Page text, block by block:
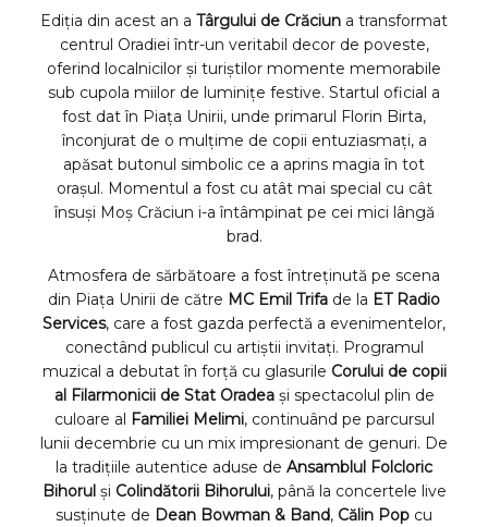
Ediția din acest an a Târgului de Crăciun a transformat
centrul Oradiei într-un veritabil decor de poveste,
oferind localnicilor și turiștilor momente memorabile
sub cupola miilor de luminițe festive. Startul oficial a
fost dat în Piața Unirii, unde primarul Florin Birta,
înconjurat de o mulțime de copii entuziasmați, a
apăsat butonul simbolic ce a aprins magia în tot
orașul. Momentul a fost cu atât mai special cu cât
însuși Moș Crăciun i-a întâmpinat pe cei mici lângă
brad.
Atmosfera de sărbătoare a fost întreținută pe scena
din Piața Unirii de către MC Emil Trifa de la ET Radio
Services, care a fost gazda perfectă a evenimentelor,
conectând publicul cu artiștii invitați. Programul
muzical a debutat în forță cu glasurile Corului de copii
al Filarmonicii de Stat Oradeași spectacolul plin de
culoare al Familiei Melimi, continuând pe parcursul
lunii decembrie cu un mix impresionant de genuri. De
la tradițiile autentice aduse de Ansamblul Folcloric
Bihorulși Colindătorii Bihorului, până la concertele live
susținute de Dean Bowman & Band, Călin Pop cu